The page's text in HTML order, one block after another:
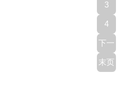
3
4
下一
页
末页